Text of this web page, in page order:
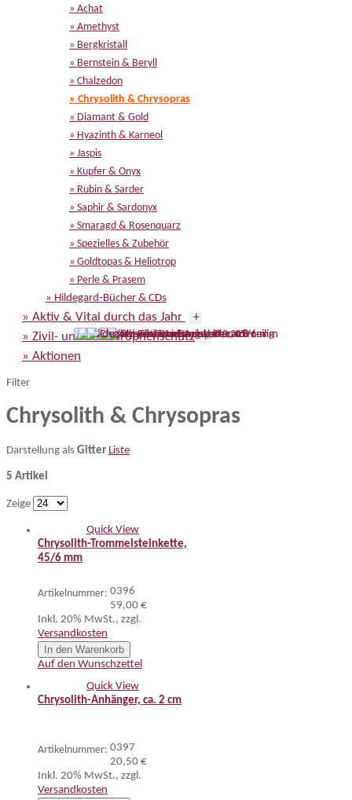
» Achat
» Amethyst
» Bergkristall
» Bernstein & Beryll
» Chalzedon
» Chrysolith & Chrysopras
» Diamant & Gold
» Hyazinth & Karneol
» Jaspis
» Kupfer & Onyx
» Rubin & Sarder
» Saphir & Sardonyx
» Smaragd & Rosenquarz
» Spezielles & Zubehör
» Goldtopas & Heliotrop
» Perle & Prasem
» Hildegard-Bücher & CDs
» Aktiv & Vital durch das Jahr +
» Zivil- und Katastrophenschutz +
» Aktionen
Filter
Chrysolith & Chrysopras
Darstellung als Gitter Liste
5 Artikel
Zeige
Quick View
Chrysolith-Trommelsteinkette,
45/6 mm
Artikelnummer: 0396
59,00 €
Inkl. 20% MwSt., zzgl.
Versandkosten
In den Warenkorb
Auf den Wunschzettel
Quick View
Chrysolith-Anhänger, ca. 2 cm
Artikelnummer: 0397
20,50 €
Inkl. 20% MwSt., zzgl.
Versandkosten